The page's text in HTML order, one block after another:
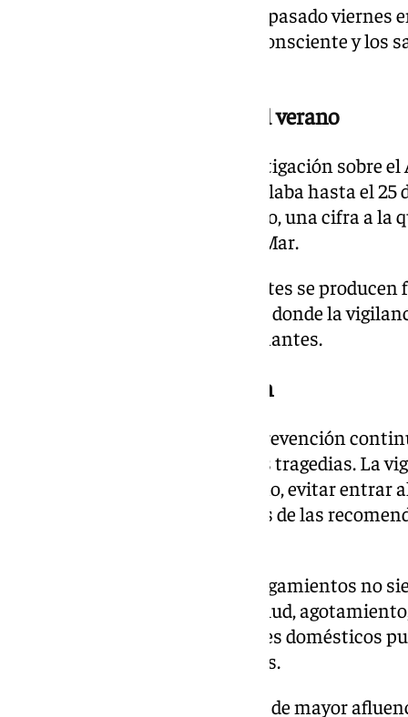
La última víctima se registró el pasado viernes
65 años fue sacado del agua inconsciente y
El riesgo comienza antes del verano
Los datos del Proyecto de Investigación sobre
reflejan que la provincia acumulaba hasta el
ahogamiento en lo que va de año, una cifra a
muerte registrada en Torre del Mar.
Además, muchos de los incidentes se
urbanos o en piscinas privadas, donde la
los propios usuarios y acompañantes.
Una llamada a la prevención
Los expertos subrayan que la prevención
herramienta para evitar nuevas tragedias. La
menores, la prudencia en el baño, evitar entrar
hacerlo en solitario son algunas de las
También recuerdan que los ahogamientos no
imprudencias. Problemas de salud,
condiciones del mar o accidentes domésticos
críticas en cuestión de segundos.
Málaga encara ahora los meses de mayor